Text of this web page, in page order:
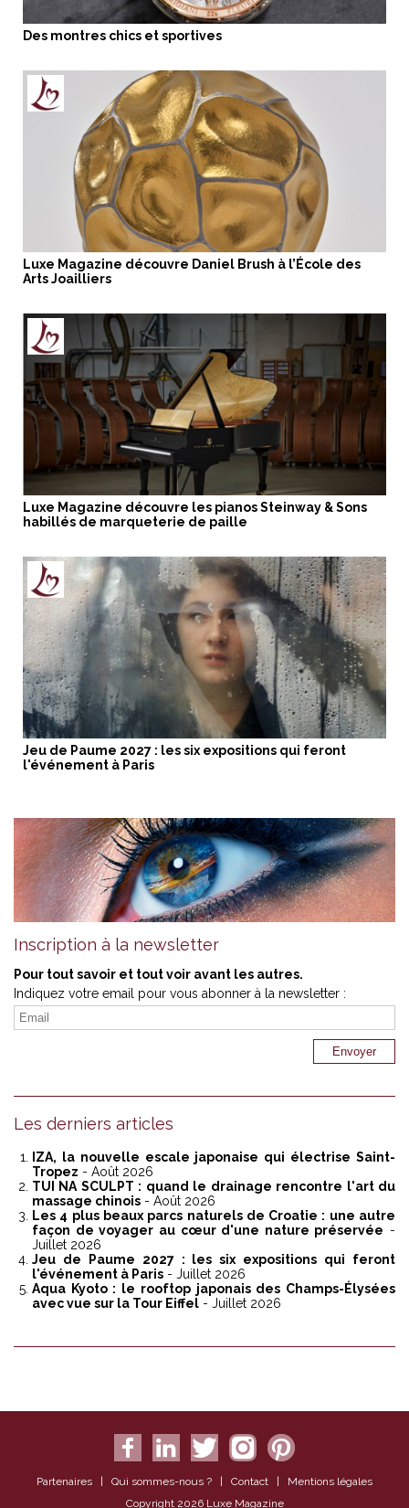
Des montres chics et sportives
Luxe Magazine découvre Daniel Brush à l’École des
Arts Joailliers
Luxe Magazine découvre les pianos Steinway & Sons
habillés de marqueterie de paille
Jeu de Paume 2027 : les six expositions qui feront
l'événement à Paris
Inscription à la newsletter
Pour tout savoir et tout voir avant les autres.
Indiquez votre email pour vous abonner à la newsletter :
Les derniers articles
IZA, la nouvelle escale japonaise qui électrise Saint-
Tropez - Août 2026
TUI NA SCULPT : quand le drainage rencontre l'art du
massage chinois - Août 2026
Les 4 plus beaux parcs naturels de Croatie : une autre
façon de voyager au cœur d'une nature préservée -
Juillet 2026
Jeu de Paume 2027 : les six expositions qui feront
l'événement à Paris - Juillet 2026
Aqua Kyoto : le rooftop japonais des Champs-Élysées
avec vue sur la Tour Eiffel - Juillet 2026
Partenaires Qui sommes-nous ? Contact
Mentions légales
Copyright 2026 Luxe Magazine